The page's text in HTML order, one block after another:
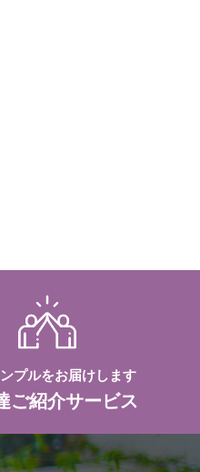
プルをお届けします
ご紹介サービス